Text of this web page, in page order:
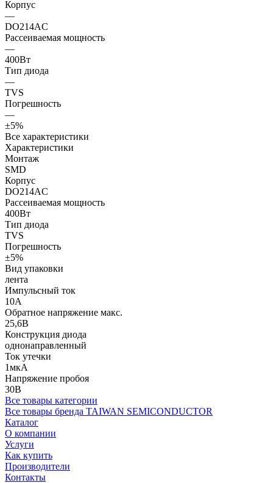
Корпус
—
DO214AC
Рассеиваемая мощность
—
400Вт
Тип диода
—
TVS
Погрешность
—
±5%
Все характеристики
Характеристики
Монтаж
SMD
Корпус
DO214AC
Рассеиваемая мощность
400Вт
Тип диода
TVS
Погрешность
±5%
Вид упаковки
лента
Импульсный ток
10А
Обратное напряжение макс.
25,6В
Конструкция диода
однонаправленный
Ток утечки
1мкА
Напряжение пробоя
30В
Все товары категории
Все товары бренда TAIWAN SEMICONDUCTOR
Каталог
О компании
Услуги
Как купить
Производители
Контакты